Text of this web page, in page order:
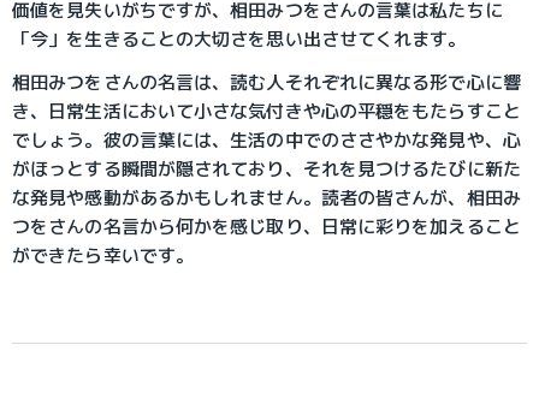
価値を見失いがちですが、相田みつをさんの言葉は私たちに
「今」を生きることの大切さを思い出させてくれます。
相田みつをさんの名言は、読む人それぞれに異なる形で心に響
き、日常生活において小さな気付きや心の平穏をもたらすこと
でしょう。彼の言葉には、生活の中でのささやかな発見や、心
がほっとする瞬間が隠されており、それを見つけるたびに新た
な発見や感動があるかもしれません。読者の皆さんが、相田み
つをさんの名言から何かを感じ取り、日常に彩りを加えること
ができたら幸いです。